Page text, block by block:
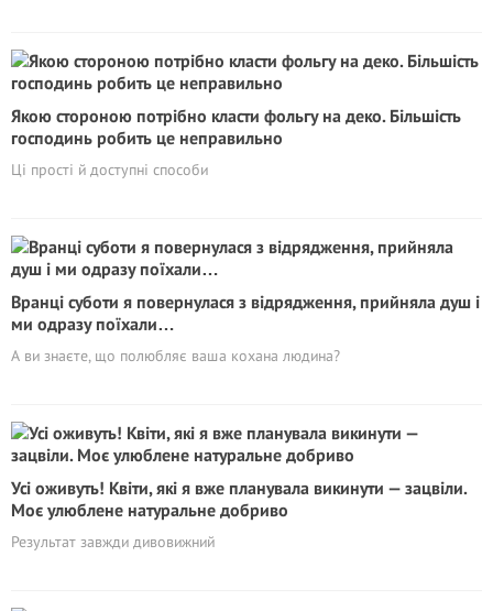
Якою стороною потрібно класти фольгу на деко. Більшість
господинь робить це неправильно
Ці прості й доступні способи
Вранці суботи я повернулася з відрядження, прийняла душ і
ми одразу поїхали…
А ви знаєте, що полюбляє ваша кохана людина?
Усі оживуть! Квіти, які я вже планувала викинути — зацвіли.
Моє улюблене натуральне добриво
Результат завжди дивовижний